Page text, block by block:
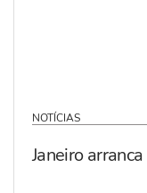
NOTÍCIAS
Janeiro